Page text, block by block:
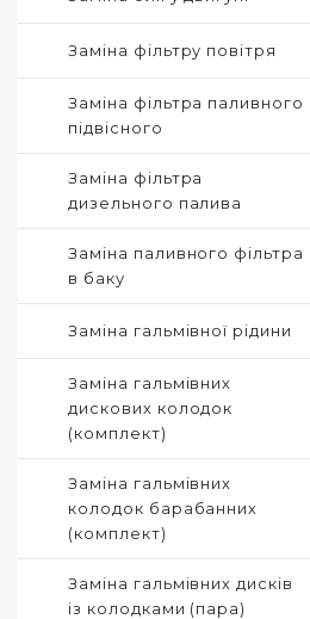
Заміна фільтру повітря
Заміна фільтра паливного
підвісного
Заміна фільтра
дизельного палива
Заміна паливного фільтра
в баку
Заміна гальмівної рідини
Заміна гальмівних
дискових колодок
(комплект)
Заміна гальмівних
колодок барабанних
(комплект)
Заміна гальмівних дисків
із колодками (пара)